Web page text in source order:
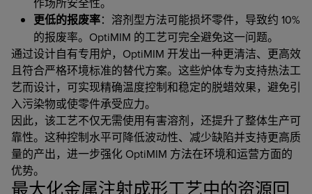
更低的报废率：溶剂型方法可能损坏零件，导致约 10%
的报废率。OptiMIM 的工艺可完全避免这一问题。
通过设计自有专用炉，OptiMIM 开发出一种更清洁、更高效
且符合严格环境标准的替代方案。这些炉体专为支持热法工
艺而设计，可实现精确温度控制和稳定的脱蜡效果，避免引
入污染物或使零件承受应力。
因此，该工艺不仅无需使用有害溶剂，还提升了整体生产可
靠性。这种控制水平可降低波动性、减少缺陷并支持更高质
量的产出，进一步强化 OptiMIM 方法在环境和运营方面的
优势。
最大化金属注射成形工艺中的资源回